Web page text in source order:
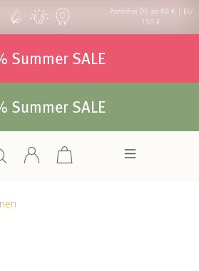
Portofrei DE ab 80 € | EU
150 €
Summer SALE
Summer SALE